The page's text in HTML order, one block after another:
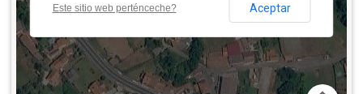
Este sitio web perténceche? Aceptar